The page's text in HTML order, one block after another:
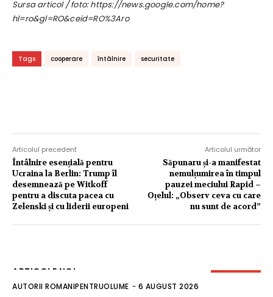
Sursa articol / foto: https://news.google.com/home?
hl=ro&gl=RO&ceid=RO%3Aro
Tags cooperare întâlnire securitate
Articolul precedent
Întâlnire esențială pentru
Ucraina la Berlin: Trump îl
desemnează pe Witkoff
pentru a discuta pacea cu
Zelenski și cu liderii europeni
Articolul următor
Săpunaru și-a manifestat
nemulțumirea în timpul
pauzei meciului Rapid –
Oțelul: „Observ ceva cu care
nu sunt de acord”
ARTICOLE NOI
AUTORII ROMANIPENTRUOLUME - 6 AUGUST 2026